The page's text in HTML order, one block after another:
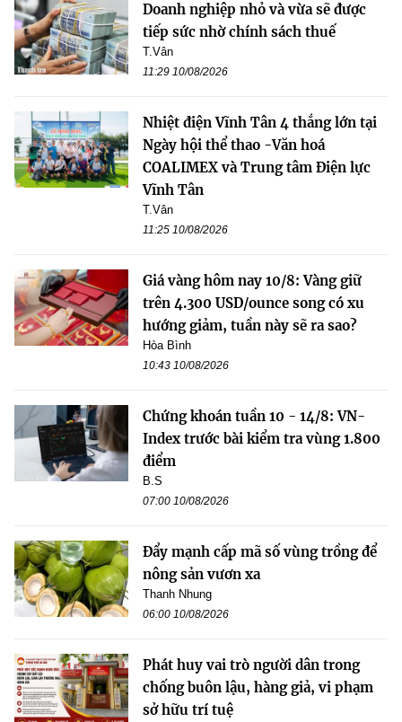
Doanh nghiệp nhỏ và vừa sẽ được
tiếp sức nhờ chính sách thuế
T.Vân
11:29 10/08/2026
Nhiệt điện Vĩnh Tân 4 thắng lớn tại
Ngày hội thể thao -Văn hoá
COALIMEX và Trung tâm Điện lực
Vĩnh Tân
T.Vân
11:25 10/08/2026
Giá vàng hôm nay 10/8: Vàng giữ
trên 4.300 USD/ounce song có xu
hướng giảm, tuần này sẽ ra sao?
Hòa Bình
10:43 10/08/2026
Chứng khoán tuần 10 - 14/8: VN-
Index trước bài kiểm tra vùng 1.800
điểm
B.S
07:00 10/08/2026
Đẩy mạnh cấp mã số vùng trồng để
nông sản vươn xa
Thanh Nhung
06:00 10/08/2026
Phát huy vai trò người dân trong
chống buôn lậu, hàng giả, vi phạm
sở hữu trí tuệ